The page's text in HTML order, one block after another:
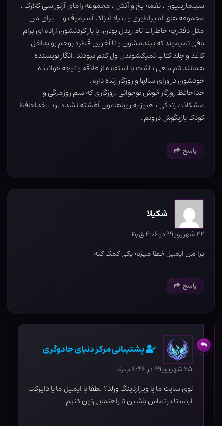
سیلماریلیون ، نغمه یخ و آتش ، مجموعه رامای آرتور سی کلارک ،
مجموعه های امپراطوری و بنیاد آیزاک آسیموف و … برای من
مثل دفترچه خاطرات تام ریدل بودن. با باز کردنشون اراده ای برام
باقی نمیموند که ببندمشون و تا آخرین قطره روحم رو بداخل
کاغذ و جلد کتاب نمیکشوندن ول کنم نبودند .انگار نویسنده
همانند تام سعی داشت با استفاده از علاقه و توجه خواننده
خودشون در ورای سالها و روزگار زنده داره .
خداحافظ روزگار خوش نوجوانی .روزگاری که سم روزمرگی و
مشکلات زندگی ، هنوز به رویاهامون آغشته نشده بود . خداحافظ
کودک بازیگوش درونم .
پاسخ
شکیلا
۲۲ شهریور ۹۹ در ۴:۰۶ ق٫ظ
برا من ایمیل خطا میزنه یکی کمک کنه
پاسخ
پشتیبانی مرکز دنیای جادوگری
۲۵ شهریور ۹۹ در ۶:۴۶ ب٫ظ
توی سایت ما یا ویزاردینگ ورلد؟ لطفا با ایمیل ما یا دایرکت
اینستا در تماس باشین تا راهنمایی‌تون کنیم